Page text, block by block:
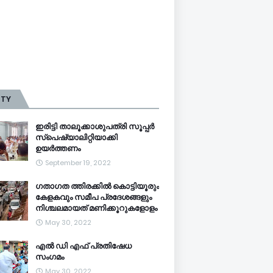
ഇരിട്ടി താലൂക്കാശുപത്രി സൂപ്പർ
സ്‌പെഷ്യാലിറ്റിയാക്കി
ഉയർത്തണം
September 19, 2022
ഗതാഗത ത്തിരക്കിൽ കൊട്ടിയൂരും
കേളകവും സമീപ പ്രദേശങ്ങളും
നിശ്ചലമായത് മണിക്കൂറുകളോളം
May 30, 2022
എൽ ഡി എഫ് പ്രതിഷേധ
സംഗമം